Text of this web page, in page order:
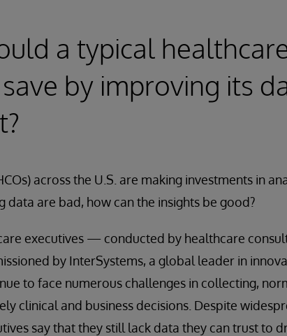
a typical
by improving its
across the U.S. are making investments in
data are bad, how can the insights be good?
executives — conducted by healthcare
by InterSystems, a global leader in
to face numerous challenges in collecting,
clinical and business decisions. Despite
say that they still lack data they can trust to